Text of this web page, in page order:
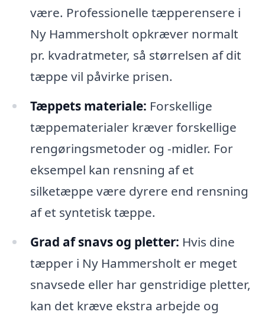
være. Professionelle tæpperensere i
Ny Hammersholt opkræver normalt
pr. kvadratmeter, så størrelsen af dit
tæppe vil påvirke prisen.
Tæppets materiale: Forskellige
tæppematerialer kræver forskellige
rengøringsmetoder og -midler. For
eksempel kan rensning af et
silketæppe være dyrere end rensning
af et syntetisk tæppe.
Grad af snavs og pletter: Hvis dine
tæpper i Ny Hammersholt er meget
snavsede eller har genstridige pletter,
kan det kræve ekstra arbejde og